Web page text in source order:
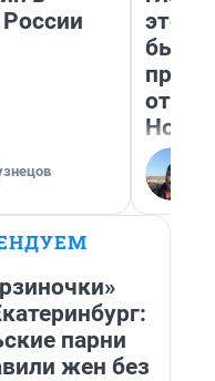
этого
бьет
парни
жен без